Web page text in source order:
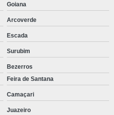
Goiana
Arcoverde
Escada
Surubim
Bezerros
Feira de Santana
Camaçari
Juazeiro